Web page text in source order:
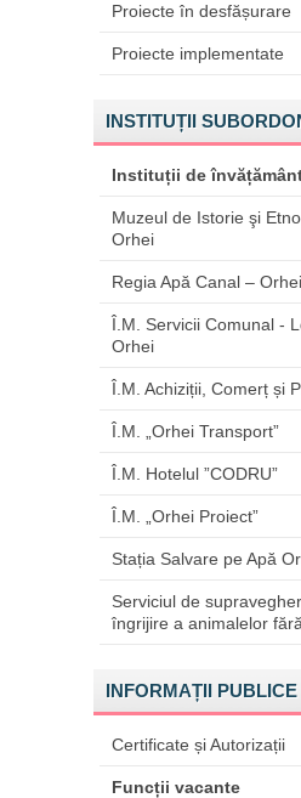
Proiecte în desfășurare
Proiecte implementate
INSTITUȚII
Instituții de
Muzeul de Istorie şi
Orhei
Regia Apă Canal –
Î.M. Servicii Comunal -
Orhei
Î.M. Achiziții, Comerț și
Î.M. „Orhei Transport”
Î.M. Hotelul ”CODRU”
Î.M. „Orhei Proiect”
Stația Salvare pe Apă
Serviciul de
îngrijire a animalelor
INFORMAȚII PUBLICE
Certificate și Autorizații
Funcții vacante